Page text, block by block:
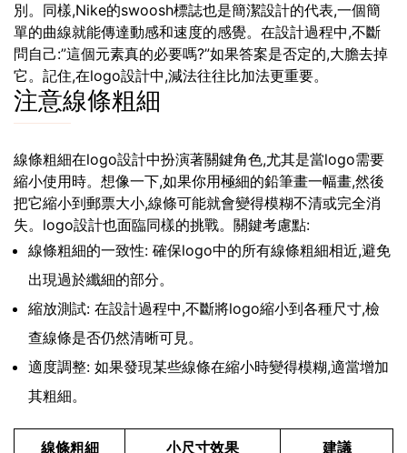
別。同樣,Nike的swoosh標誌也是簡潔設計的代表,一個簡
單的曲線就能傳達動感和速度的感覺。在設計過程中,不斷
問自己:”這個元素真的必要嗎?”如果答案是否定的,大膽去掉
它。記住,在logo設計中,減法往往比加法更重要。
注意線條粗細
線條粗細在logo設計中扮演著關鍵角色,尤其是當logo需要
縮小使用時。想像一下,如果你用極細的鉛筆畫一幅畫,然後
把它縮小到郵票大小,線條可能就會變得模糊不清或完全消
失。logo設計也面臨同樣的挑戰。關鍵考慮點:
線條粗細的一致性: 確保logo中的所有線條粗細相近,避免
出現過於纖細的部分。
縮放測試: 在設計過程中,不斷將logo縮小到各種尺寸,檢
查線條是否仍然清晰可見。
適度調整: 如果發現某些線條在縮小時變得模糊,適當增加
其粗細。
線條粗細 小尺寸效果 建議